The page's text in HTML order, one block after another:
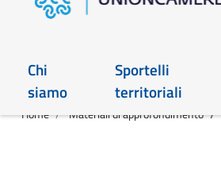
Chi
siamo
Sportelli
territoriali
Home Materiali di approfondimento